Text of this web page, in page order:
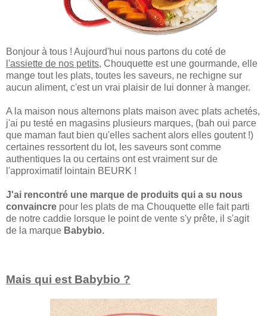
Bonjour à tous ! Aujourd'hui nous partons du coté de
l'assiette de nos petits, Chouquette est une gourmande, elle
mange tout les plats, toutes les saveurs, ne rechigne sur
aucun aliment, c'est un vrai plaisir de lui donner à manger.
A la maison nous alternons plats maison avec plats achetés,
j'ai pu testé en magasins plusieurs marques, (bah oui parce
que maman faut bien qu'elles sachent alors elles goutent !)
certaines ressortent du lot, les saveurs sont comme
authentiques la ou certains ont est vraiment sur de
l'approximatif lointain BEURK !
J'ai rencontré une marque de produits qui a su nous
convaincre pour les plats de ma Chouquette elle fait parti
de notre caddie lorsque le point de vente s'y prête, il s'agit
de la marque Babybio.
Mais qui est Babybio ?